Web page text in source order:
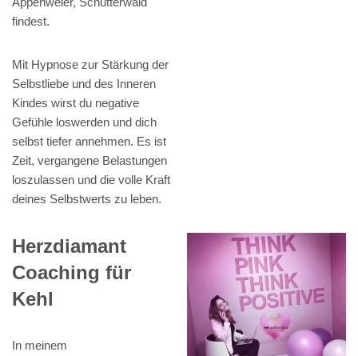
findest.
Mit Hypnose zur Stärkung der
Selbstliebe und des Inneren
Kindes wirst du negative
Gefühle loswerden und dich
selbst tiefer annehmen. Es ist
Zeit, vergangene Belastungen
loszulassen und die volle Kraft
deines Selbstwerts zu leben.
Herzdiamant
Coaching für
Kehl
In meinem